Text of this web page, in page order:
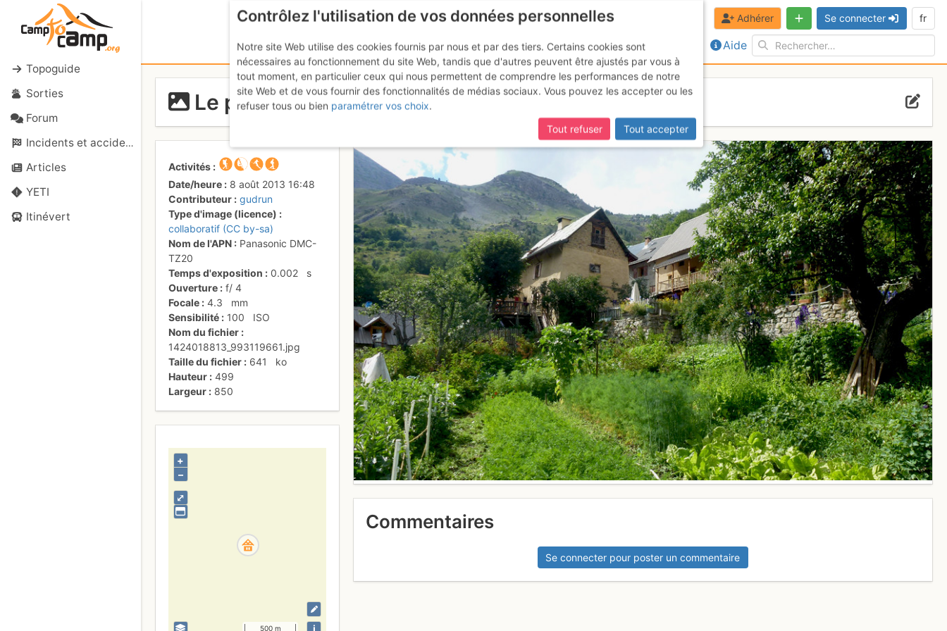
Topoguide
Sorties
Forum
Incidents et accidents
Articles
YETI
Itinévert
Aide
Adhérer Se connecter fr
Le potager en été
Activités
Date/heure
8 août 2013 16:48
Contributeur
gudrun
Type d'image (licence)
collaboratif (CC by-sa)
Nom de l'APN
Panasonic DMC-
TZ20
Temps d'exposition
0.002
s
Ouverture
f/4
Focale
4.3
mm
Sensibilité
100
ISO
Nom du fichier
1424018813_993119661.jpg
Taille du fichier
641
ko
Hauteur
499
Largeur
850
⤢
+
–
500 m
Commentaires
Se connecter pour poster un commentaire
Contrôlez l'utilisation de vos données personnelles
Notre site Web utilise des cookies fournis par nous et par des tiers. Certains cookies sont
nécessaires au fonctionnement du site Web, tandis que d'autres peuvent être ajustés par vous à
tout moment, en particulier ceux qui nous permettent de comprendre les performances de notre
site Web et de vous fournir des fonctionnalités de médias sociaux. Vous pouvez les accepter ou les
refuser tous ou bien paramétrer vos choix.
Tout refuser
Tout accepter